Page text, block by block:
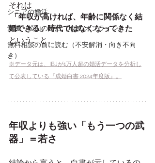
シニアの婚活
愛媛・松山の婚活（地域×オンライン）
無料相談の前に読む（不安解消・向き不向
き）
それは
「年収が高ければ、年齢に関係なく結
婚できる」時代ではなくなってきた
ということ。
※データ元は、IBJが1万人超の婚活データを分析し
て公表している『成婚白書 2024年度版』。
年収よりも強い「もう一つの武
器」＝若さ